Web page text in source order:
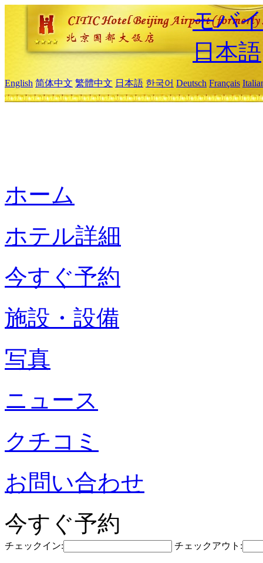
モバ
日本語
English 简体中文 繁體中文 日本語 한국어 Deutsch Français
ホーム
ホテル詳細
今すぐ予約
施設・設備
写真
ニュース
クチコミ
お問い合わせ
今すぐ予約
チェックイン: チェックアウト: